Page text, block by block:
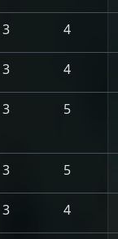
3 4
3 4
3 5
3 5
3 4